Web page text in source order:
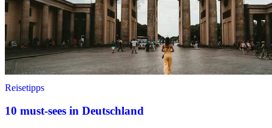
Reisetipps
10 must-sees in Deutschland